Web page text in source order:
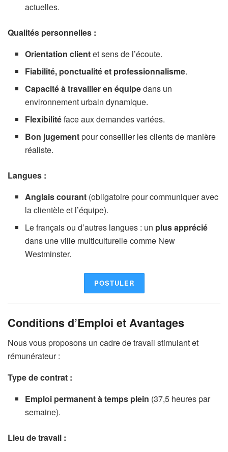
actuelles.
Qualités personnelles :
Orientation clientet sens de l’écoute.
Fiabilité, ponctualité et professionnalisme.
Capacité à travailler en équipedans un
environnement urbain dynamique.
Flexibilitéface aux demandes variées.
Bon jugementpour conseiller les clients de manière
réaliste.
Langues :
Anglais courant (obligatoire pour communiquer avec
la clientèle et l’équipe).
Le français ou d’autres langues : un plus apprécié
dans une ville multiculturelle comme New
Westminster.
POSTULER
Conditions d’Emploi et Avantages
Nous vous proposons un cadre de travail stimulant et
rémunérateur :
Type de contrat :
Emploi permanent à temps plein (37,5 heures par
semaine).
Lieu de travail :